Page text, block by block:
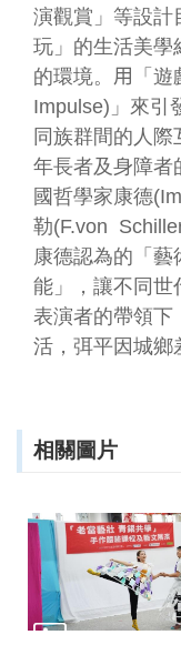
策
宣
示
網
資
料
開
放
宣
告
訊
安
著
聲
演觀賞」等設計
玩」的生活美學
的環境。 用
「
Impulse)」來引
同族群間的人
年長者及身障者
國哲學家康德
勒(F.von
康德認為的「
能」，讓不同世
表演者的帶領下
活，弭平因城鄉
相關圖片